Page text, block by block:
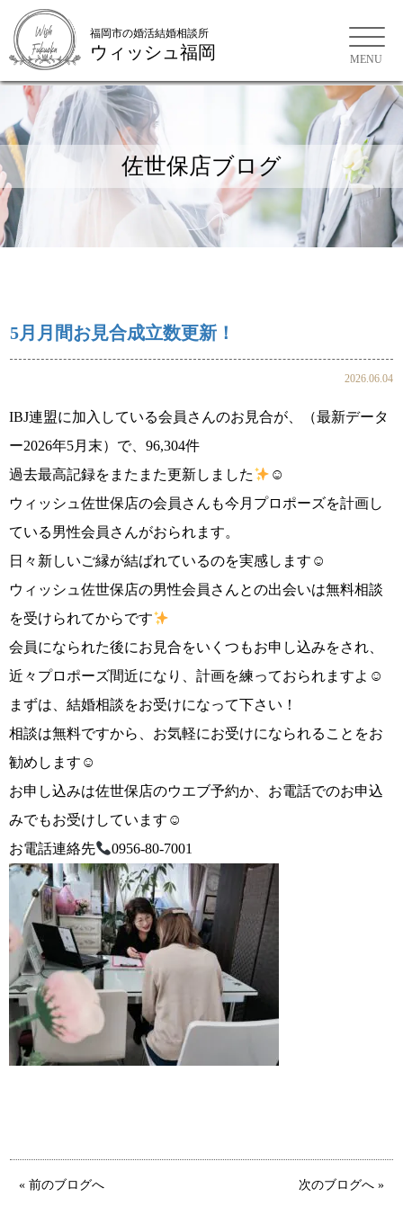
福岡市の婚活結婚相談所
ご来店WEB予約 婚活キャンペーン
お問い合わせ
鹿児島店 佐世保店
福岡市の婚活結婚相談所
ウィッシュ福岡
佐世保店ブログ
5月月間お見合成立数更新！
2026.06.04
IBJ連盟に加入している会員さんのお見合が、（最新データ
ー2026年5月末）で、96,304件
過去最高記録をまたまた更新しました
☺
ウィッシュ佐世保店の会員さんも今月プロポーズを計画し
ている男性会員さんがおられます。
日々新しいご縁が結ばれているのを実感します☺
ウィッシュ佐世保店の男性会員さんとの出会いは無料相談
を受けられてからです
会員になられた後にお見合をいくつもお申し込みをされ、
近々プロポーズ間近になり、計画を練っておられますよ☺
まずは、結婚相談をお受けになって下さい！
相談は無料ですから、お気軽にお受けになられることをお
勧めします☺
お申し込みは佐世保店のウエブ予約か、お電話でのお申込
みでもお受けしています☺
お電話連絡先
0956-80-7001
« 前のブログへ 次のブログへ »